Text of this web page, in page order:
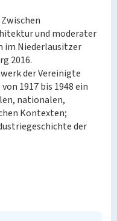
und moderater
im Niederlausitzer
2016.
der Vereinigte
1917 bis 1948 ein
nationalen,
Kontexten;
der